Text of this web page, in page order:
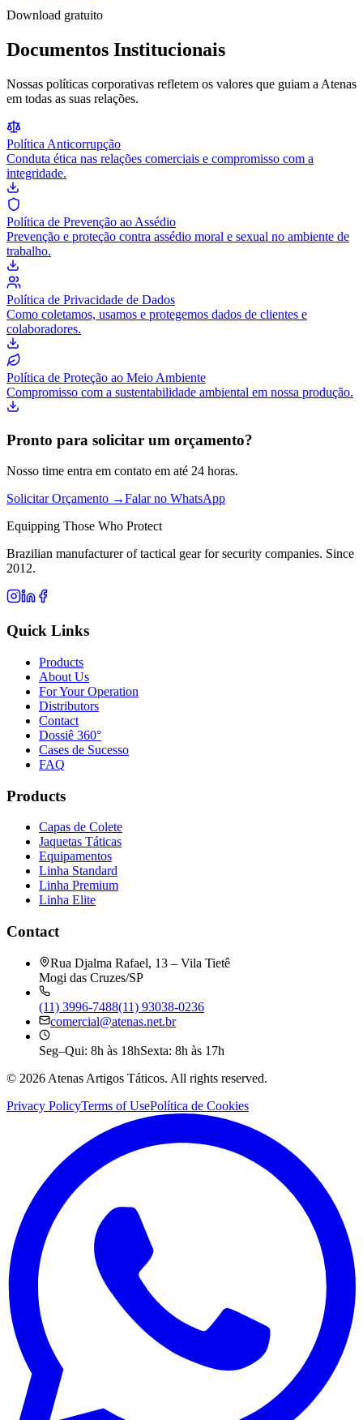
Download gratuito
Documentos Institucionais
Nossas políticas corporativas refletem os valores que guiam a Atenas
em todas as suas relações.
Política Anticorrupção
Conduta ética nas relações comerciais e compromisso com a
integridade.
Política de Prevenção ao Assédio
Prevenção e proteção contra assédio moral e sexual no ambiente de
trabalho.
Política de Privacidade de Dados
Como coletamos, usamos e protegemos dados de clientes e
colaboradores.
Política de Proteção ao Meio Ambiente
Compromisso com a sustentabilidade ambiental em nossa produção.
Pronto para solicitar um orçamento?
Nosso time entra em contato em até 24 horas.
Solicitar Orçamento →Falar no WhatsApp
Equipping Those Who Protect
Brazilian manufacturer of tactical gear for security companies. Since
2012.
Quick Links
Products
About Us
For Your Operation
Distributors
Contact
Dossiê 360°
Cases de Sucesso
FAQ
Products
Capas de Colete
Jaquetas Táticas
Equipamentos
Linha Standard
Linha Premium
Linha Elite
Contact
Rua Djalma Rafael, 13 – Vila Tietê
Mogi das Cruzes/SP
(11) 3996-7488(11) 93038-0236
comercial@atenas.net.br
Seg–Qui: 8h às 18hSexta: 8h às 17h
© 2026 Atenas Artigos Táticos. All rights reserved.
Privacy PolicyTerms of UsePolítica de Cookies